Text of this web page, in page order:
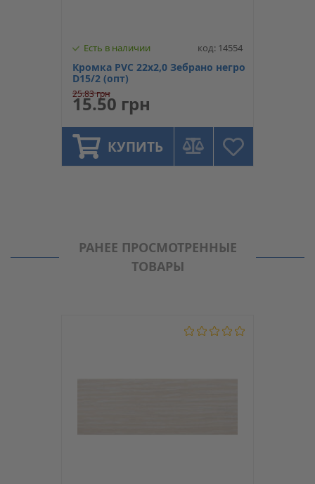
Есть в наличии код: 14554
Кромка PVC 22х2,0 Зебрано негро
D15/2 (опт)
25.83 грн
15.50 грн
КУПИТЬ
РАНЕЕ ПРОСМОТРЕННЫЕ
ТОВАРЫ